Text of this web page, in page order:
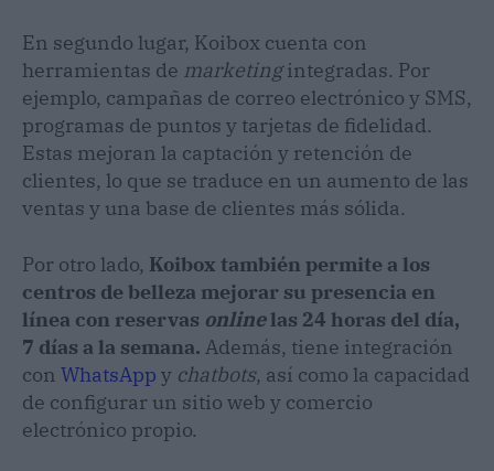
En segundo lugar, Koibox cuenta con
herramientas de marketingintegradas. Por
ejemplo, campañas de correo electrónico y SMS,
programas de puntos y tarjetas de fidelidad.
Estas mejoran la captación y retención de
clientes, lo que se traduce en un aumento de las
ventas y una base de clientes más sólida.
Por otro lado, Koibox también permite a los
centros de belleza mejorar su presencia en
línea con reservas onlinelas 24 horas del día,
7 días a la semana. Además, tiene integración
con WhatsApp y chatbots, así como la capacidad
de configurar un sitio web y comercio
electrónico propio.